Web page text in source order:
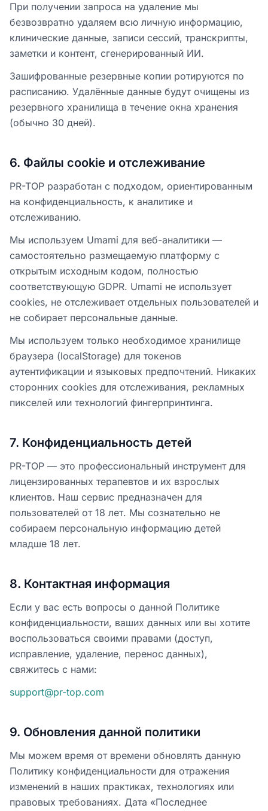
При получении запроса на удаление мы
безвозвратно удаляем всю личную информацию,
клинические данные, записи сессий, транскрипты,
заметки и контент, сгенерированный ИИ.
Зашифрованные резервные копии ротируются по
расписанию. Удалённые данные будут очищены из
резервного хранилища в течение окна хранения
(обычно 30 дней).
6. Файлы cookie и отслеживание
PR-TOP разработан с подходом, ориентированным
на конфиденциальность, к аналитике и
отслеживанию.
Мы используем Umami для веб-аналитики —
самостоятельно размещаемую платформу с
открытым исходным кодом, полностью
соответствующую GDPR. Umami не использует
cookies, не отслеживает отдельных пользователей и
не собирает персональные данные.
Мы используем только необходимое хранилище
браузера (localStorage) для токенов
аутентификации и языковых предпочтений. Никаких
сторонних cookies для отслеживания, рекламных
пикселей или технологий фингерпринтинга.
7. Конфиденциальность детей
PR-TOP — это профессиональный инструмент для
лицензированных терапевтов и их взрослых
клиентов. Наш сервис предназначен для
пользователей от 18 лет. Мы сознательно не
собираем персональную информацию детей
младше 18 лет.
8. Контактная информация
Если у вас есть вопросы о данной Политике
конфиденциальности, ваших данных или вы хотите
воспользоваться своими правами (доступ,
исправление, удаление, перенос данных),
свяжитесь с нами:
support@pr-top.com
9. Обновления данной политики
Мы можем время от времени обновлять данную
Политику конфиденциальности для отражения
изменений в наших практиках, технологиях или
правовых требованиях. Дата «Последнее